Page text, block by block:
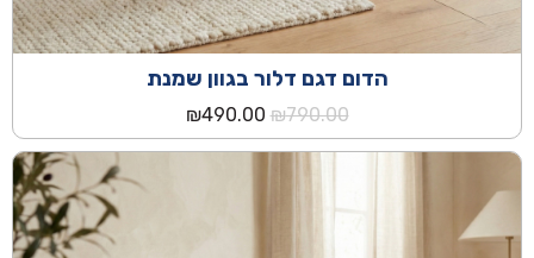
הדום דגם דלור בגוון שמנת
₪790.00
המחיר
המקורי
היה:
₪490.00
הנוכחי
הוא:
₪490.00.